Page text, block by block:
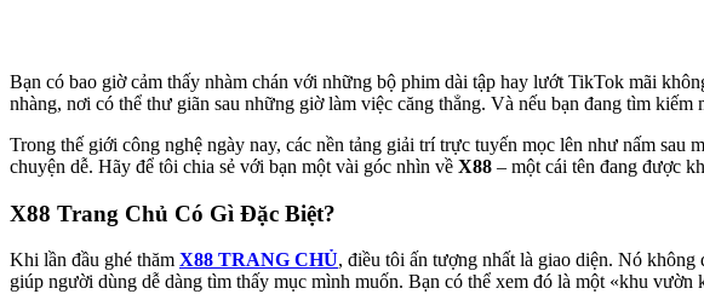
Bạn có bao giờ cảm thấy nhàm chán với những bộ phim dài tập hay lướt TikTok mãi
nhàng, nơi có thể thư giãn sau những giờ làm việc căng thẳng. Và nếu bạn đang tìm kiếm
Trong thế giới công nghệ ngày nay, các nền tảng giải trí trực tuyến mọc lên như nấm
chuyện dễ. Hãy để tôi chia sẻ với bạn một vài góc nhìn về X88 – một cái tên đang được
X88 Trang Chủ Có Gì Đặc Biệt?
Khi lần đầu ghé thăm X88 TRANG CHỦ, điều tôi ấn tượng nhất là giao diện. Nó
giúp người dùng dễ dàng tìm thấy mục mình muốn. Bạn có thể xem đó là một «khu